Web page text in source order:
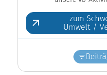
zum
Umwelt /